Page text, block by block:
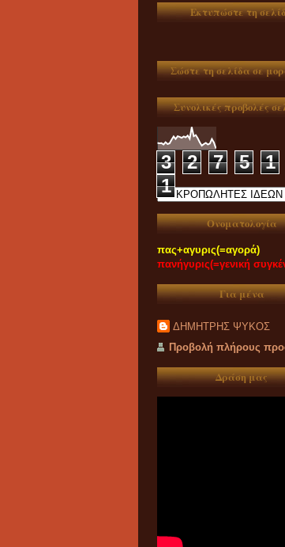
Εκτυπώστε τη
Σώστε τη σελίδα σε
Συνολικές προβολές
3 2 7 5 1
1
Ονοματολογία
πας+αγυρις(=αγορά)
πανήγυρις(=γενική
Για μένα
ΔΗΜΗΤΡΗΣ ΨΥΚΟΣ
Προβολή πλήρους
Δράση μας